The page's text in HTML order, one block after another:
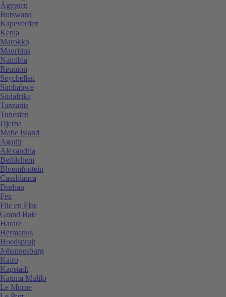
Ägypten
Botswana
Kapeverden
Kenia
Marokko
Mauritius
Namibia
Reunion
Seychellen
Simbabwe
Südafrika
Tanzania
Tunesien
Djerba
Mahe Island
Agadir
Alexandria
Bethlehem
Bloemfontein
Casablanca
Durban
Fez
Flic en Flac
Grand Baie
Harare
Hermanus
Hoedspruit
Johannesburg
Kairo
Kapstadt
Katima Mulilo
Le Morne